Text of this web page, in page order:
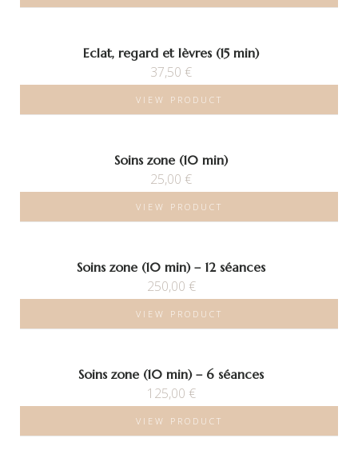
Eclat, regard et lèvres (15 min)
37,50 €
VIEW PRODUCT
Soins zone (10 min)
25,00 €
VIEW PRODUCT
Soins zone (10 min) – 12 séances
250,00 €
VIEW PRODUCT
Soins zone (10 min) – 6 séances
125,00 €
VIEW PRODUCT